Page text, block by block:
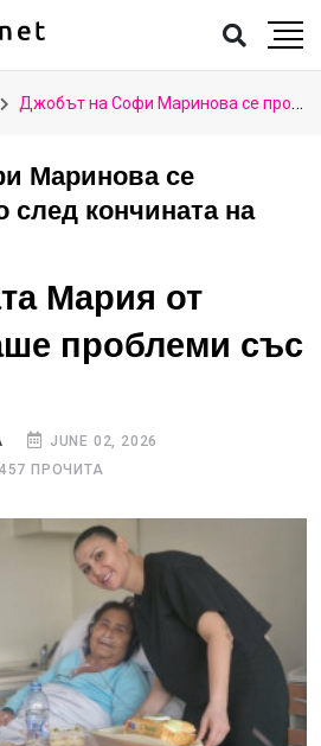
Джобът на Софи Маринова се прокъса здраво след кончината на майка й
Маринова се
след кончината на
Мария от
проблеми със
JUNE 02, 2026
ПРОЧИТА